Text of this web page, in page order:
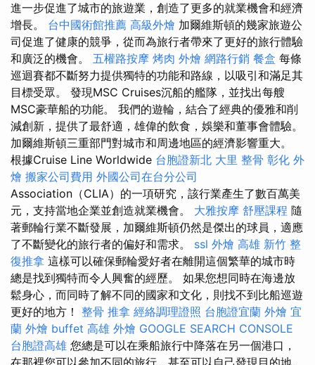
進一步促進了城市的旅遊業，創造了更多的就業機會和經濟
增長。 台中國術館推薦 高級外燴 加爾維斯頓的幾家旅遊公
司促進了健康的競爭，從而為旅行者帶來了更好的旅行體驗
和廣泛的機會。 五權路按摩 烤肉 外燴 網路行銷 餐盒 每條
巡迴賽都不斷努力提供獨特的功能和路線，以吸引和滿足其
目標受眾。 發現MSC Cruises沉船的艦隊，並找出每艘
MSC豪華船的功能。 我們的遊輪，結合了經典的優雅和削
減創新，提供了最舒適，雄偉的飲食，娛樂和董事會體驗。
加爾維斯頓三重部門對城市和周邊地區的經濟影響重大。
根據Cruise Line Worldwide 台胞證新北 大里 整骨 彰化 外
燴 搬家公司費用 外國公司在台分公司
Association（CLIA）的一項研究，該行業產生了數百萬美
元，支持當地企業並創造就業機會。 大雅按摩 舒壓課程 隨
著郵輪行業不斷發展，加爾維斯頓仍然是傑出的球員，適應
了不斷變化的旅行者的偏好和需求。 ssl 外燴 高雄 新竹 整
復推拿 這樣可以確保郵輪愛好者在離開這個繁華的城市時
總是找到獨特而令人興奮的經歷。 如果您想同時在海邊放
鬆身心，而同時了解不同的國家和文化，則找不到比船巡遊
更好的地方！ 整骨 推拿 經絡調理證照 台胞證宜蘭 外燴 宜
蘭 外燴 buffet 高雄 外燴 GOOGLE SEARCH CONSOLE
台胞證高雄 您總是可以在乘船旅行中降落在另一個港口，
在那裡您可以參加不同的旅行，甚至可以自己發現目的地。